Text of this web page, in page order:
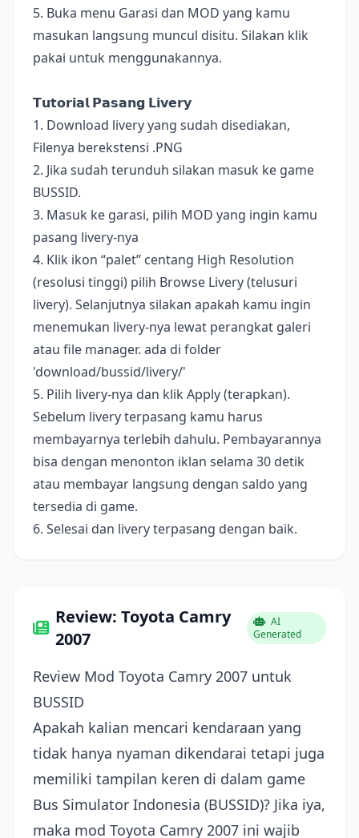
5. Buka menu Garasi dan MOD yang kamu
masukan langsung muncul disitu. Silakan klik
pakai untuk menggunakannya.
𝗧𝘂𝘁𝗼𝗿𝗶𝗮𝗹 𝗣𝗮𝘀𝗮𝗻𝗴 𝗟𝗶𝘃𝗲𝗿𝘆
1. Download livery yang sudah disediakan,
Filenya berekstensi .PNG
2. Jika sudah terunduh silakan masuk ke game
BUSSID.
3. Masuk ke garasi, pilih MOD yang ingin kamu
pasang livery-nya
4. Klik ikon “palet” centang High Resolution
(resolusi tinggi) pilih Browse Livery (telusuri
livery). Selanjutnya silakan apakah kamu ingin
menemukan livery-nya lewat perangkat galeri
atau file manager. ada di folder
'download/bussid/livery/'
5. Pilih livery-nya dan klik Apply (terapkan).
Sebelum livery terpasang kamu harus
membayarnya terlebih dahulu. Pembayarannya
bisa dengan menonton iklan selama 30 detik
atau membayar langsung dengan saldo yang
tersedia di game.
6. Selesai dan livery terpasang dengan baik.
Review: Toyota Camry
2007
AI
Generated
Review Mod Toyota Camry 2007 untuk
BUSSID
Apakah kalian mencari kendaraan yang
tidak hanya nyaman dikendarai tetapi juga
memiliki tampilan keren di dalam game
Bus Simulator Indonesia (BUSSID)? Jika iya,
maka mod Toyota Camry 2007 ini wajib